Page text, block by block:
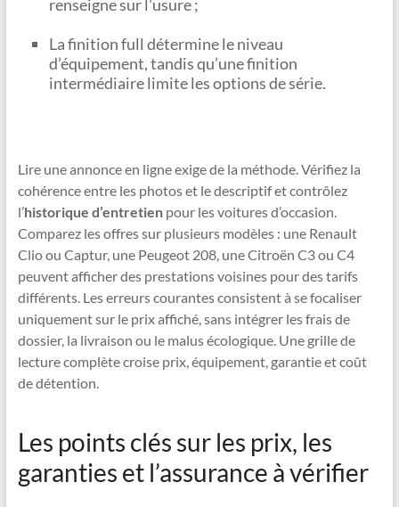
renseigne sur l’usure ;
La finition full détermine le niveau
d’équipement, tandis qu’une finition
intermédiaire limite les options de série.
Lire une annonce en ligne exige de la méthode. Vérifiez la
cohérence entre les photos et le descriptif et contrôlez
l’historique d’entretienpour les voitures d’occasion.
Comparez les offres sur plusieurs modèles : une Renault
Clio ou Captur, une Peugeot 208, une Citroën C3 ou C4
peuvent afficher des prestations voisines pour des tarifs
différents. Les erreurs courantes consistent à se focaliser
uniquement sur le prix affiché, sans intégrer les frais de
dossier, la livraison ou le malus écologique. Une grille de
lecture complète croise prix, équipement, garantie et coût
de détention.
Les points clés sur les prix, les
garanties et l’assurance à vérifier